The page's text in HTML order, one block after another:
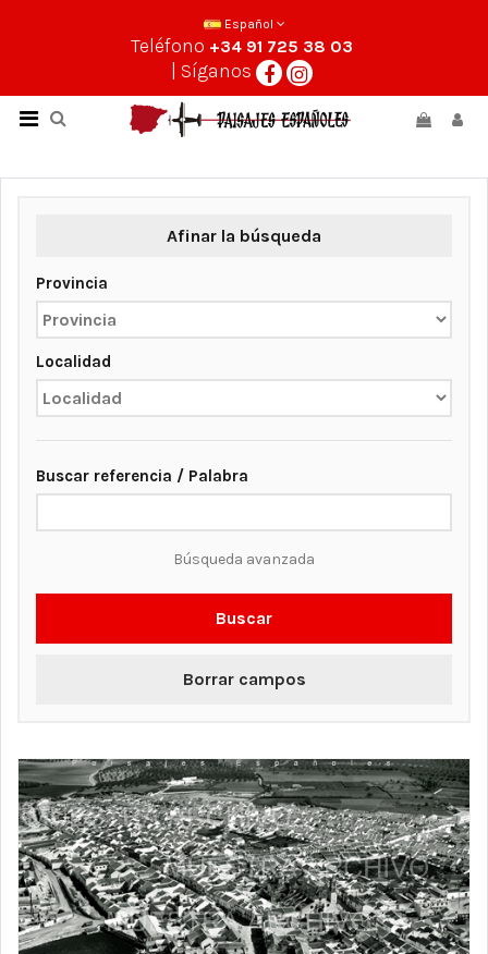
Español
Teléfono +34 91 725 38 03
| Síganos
Afinar la búsqueda
Provincia
Localidad
Buscar referencia / Palabra
Búsqueda avanzada
Buscar
Borrar campos